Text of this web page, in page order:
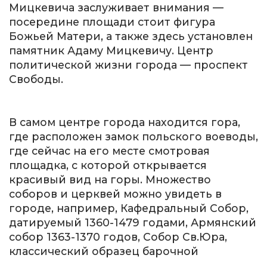
Мицкевича заслуживает внимания —
посередине площади стоит фигура
Божьей Матери, а также здесь установлен
памятник Адаму Мицкевичу. Центр
политической жизни города — проспект
Свободы.
В самом центре города находится гора,
где расположен замок польского воеводы,
где сейчас на его месте смотровая
площадка, с которой открывается
красивый вид на горы. Множество
соборов и церквей можно увидеть в
городе, например, Кафедральный Собор,
датируемый 1360-1479 годами, Армянский
собор 1363-1370 годов, Собор Св.Юра,
классический образец барочной